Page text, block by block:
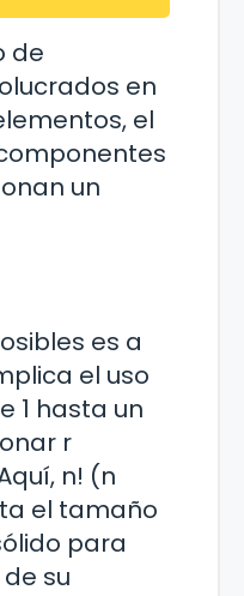
de
en
el
un
es a
el uso
1 hasta un
r
n! (n
el tamaño
para
su